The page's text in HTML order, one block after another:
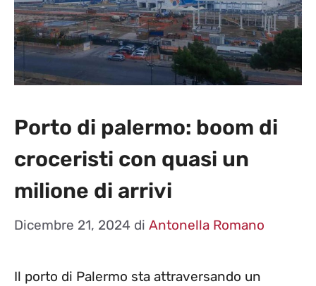
Porto di palermo: boom di
croceristi con quasi un
milione di arrivi
Dicembre 21, 2024 di Antonella Romano
Il porto di Palermo sta attraversando un